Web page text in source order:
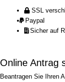
SSL
Paypal
Sicher auf
Online Antrag
Beantragen Sie Ihren